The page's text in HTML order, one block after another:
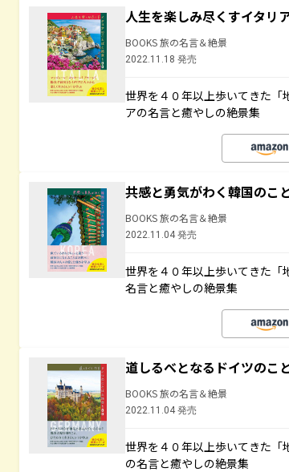
人生を楽しみ尽くすイタリ
BOOKS 旅の名言＆絶景
2022.11.18 発売
世界を４０年以上歩いてきた「
アの名言と癒やしの絶景集
共感と勇気がわく韓国のこ
BOOKS 旅の名言＆絶景
2022.11.04 発売
世界を４０年以上歩いてきた「
名言と癒やしの絶景集
道しるべとなるドイツのこ
BOOKS 旅の名言＆絶景
2022.11.04 発売
世界を４０年以上歩いてきた「
の名言と癒やしの絶景集